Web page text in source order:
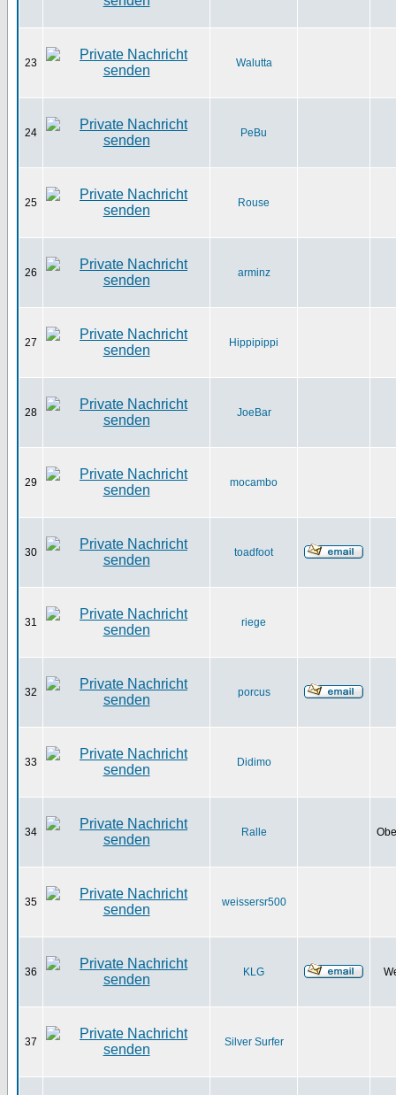
23 Walutta
24 PeBu
25 Rouse
26 arminz
27 Hippipippi
28 JoeBar
29 mocambo
30 toadfoot
31 riege
32 porcus
33 Didimo
34 Ralle
35 weissersr500
36 KLG
37 Silver Surfer